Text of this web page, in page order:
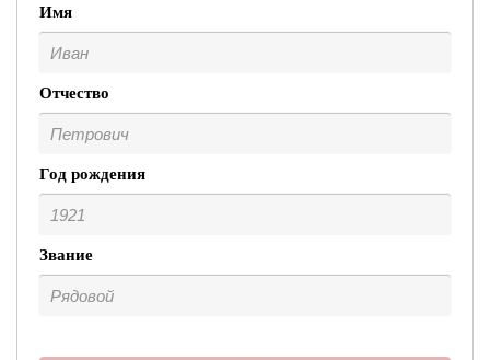
Имя
Отчество
Год рождения
Звание